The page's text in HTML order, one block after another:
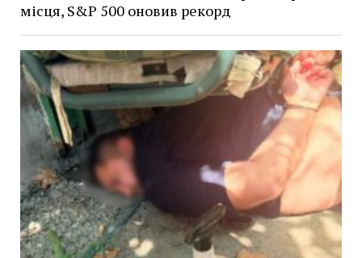
місця, S&P 500 оновив рекорд